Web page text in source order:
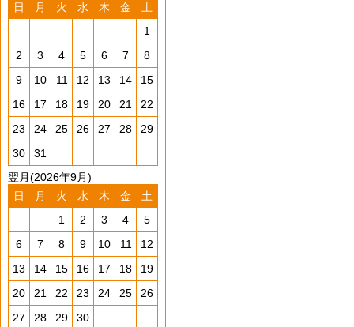
日
月 火 水 木 金
土
1
2
3 4 5 6 7
8
9
10 11 12 13 14
15
16
17 18 19 20 21
22
23
24 25 26 27 28
29
30
31
翌月(2026年9月)
日
月 火 水 木 金
土
1
2 3 4
5
6
7 8 9 10 11
12
13
14 15 16 17 18
19
20
21 22 23 24 25
26
27
28 29
30